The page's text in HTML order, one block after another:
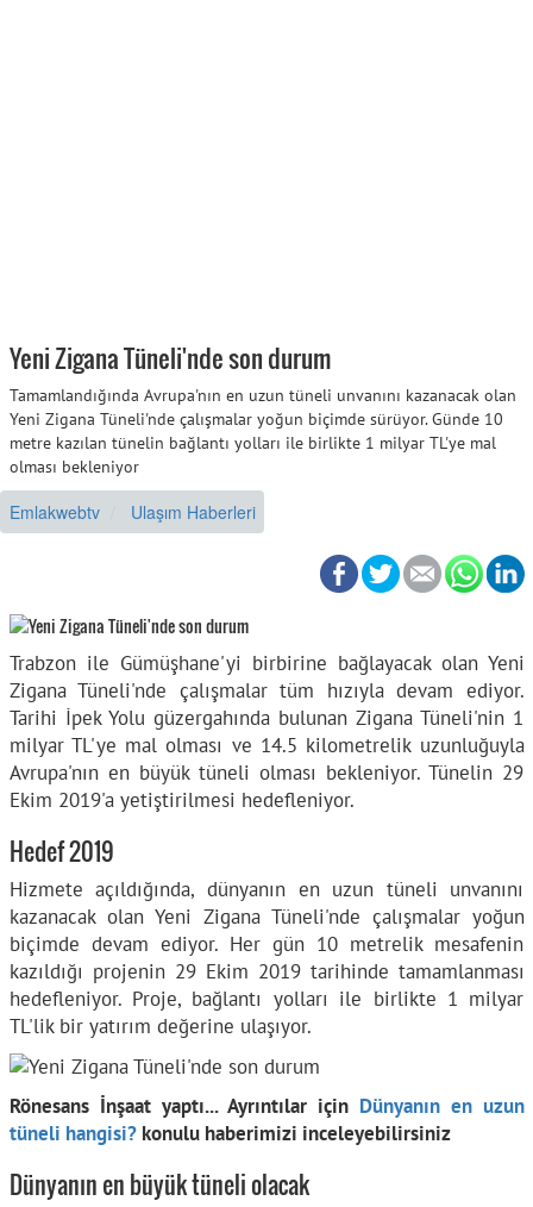
Yeni Zigana Tüneli'nde son durum
Tamamlandığında Avrupa'nın en uzun tüneli unvanını kazanacak olan
Yeni Zigana Tüneli'nde çalışmalar yoğun biçimde sürüyor. Günde 10
metre kazılan tünelin bağlantı yolları ile birlikte 1 milyar TL'ye mal
olması bekleniyor
Emlakwebtv Ulaşım Haberleri
Trabzon ile Gümüşhane'yi birbirine bağlayacak olan Yeni
Zigana Tüneli'nde çalışmalar tüm hızıyla devam ediyor.
Tarihi İpek Yolu güzergahında bulunan Zigana Tüneli'nin 1
milyar TL'ye mal olması ve 14.5 kilometrelik uzunluğuyla
Avrupa'nın en büyük tüneli olması bekleniyor. Tünelin 29
Ekim 2019'a yetiştirilmesi hedefleniyor.
Hedef 2019
Hizmete açıldığında, dünyanın en uzun tüneli unvanını
kazanacak olan Yeni Zigana Tüneli'nde çalışmalar yoğun
biçimde devam ediyor. Her gün 10 metrelik mesafenin
kazıldığı projenin 29 Ekim 2019 tarihinde tamamlanması
hedefleniyor. Proje, bağlantı yolları ile birlikte 1 milyar
TL'lik bir yatırım değerine ulaşıyor.
Rönesans İnşaat yaptı... Ayrıntılar için Dünyanın en uzun
tüneli hangisi? konulu haberimizi inceleyebilirsiniz
Dünyanın en büyük tüneli olacak